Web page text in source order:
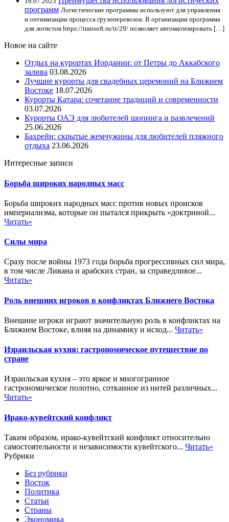
программ Логистические программы используют для управления
и оптимизации процесса грузоперевозок. В организации программа
для логистов https://transoft.ru/tt/29/ позволяет автоматизировать […]
Новое на сайте
Отдых на курортах Иордании: от Петры до Аккабского
залива 03.08.2026
Лучшие курорты для свадебных церемоний на Ближнем
Востоке 18.07.2026
Курорты Катара: сочетание традиций и современности
03.07.2026
Курорты ОАЭ для любителей шопинга и развлечений
25.06.2026
Бахрейн: скрытые жемчужины для любителей пляжного
отдыха 23.06.2026
Интересные записи
Борьба широких народных масс
Борьба широких народных масс против новых происков
империализма, которые он пытался прикрыть «доктриной...
Читать»
Силы мира
Сразу после войны 1973 года борьба прогрессивных сил мира,
в том числе Ливана и арабских стран, за справедливое...
Читать»
Роль внешних игроков в конфликтах Ближнего Востока
Внешние игроки играют значительную роль в конфликтах на
Ближнем Востоке, влияя на динамику и исход... Читать»
Израильская кухня: гастрономическое путешествие по
стране
Израильская кухня – это яркое и многогранное
гастрономическое полотно, сотканное из нитей различных...
Читать»
Ирако-кувейтский конфликт
Таким образом, ирако-кувейтский конфликт относительно
самостоятельности и независимости кувейтского... Читать»
Рубрики
Без рубрики
Восток
Политика
Статьи
Страны
Экономика